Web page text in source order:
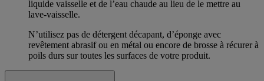
liquide vaisselle et de l’eau chaude au lieu de le mettre au
lave-vaisselle.
N’utilisez pas de détergent décapant, d’éponge avec
revêtement abrasif ou en métal ou encore de brosse à récurer à
poils durs sur toutes les surfaces de votre produit.